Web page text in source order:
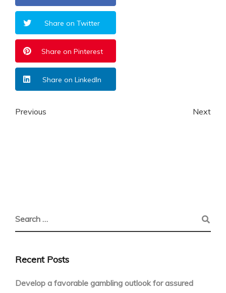
Share on Twitter
Share on Pinterest
Share on LinkedIn
Previous Next
Recent Posts
Develop a favorable gambling outlook for assured